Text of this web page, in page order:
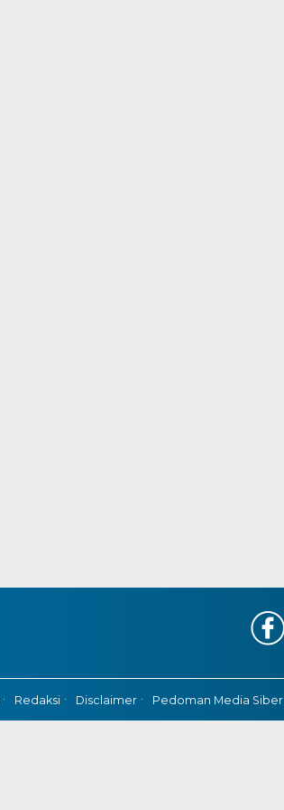
Redaksi Disclaimer Pedoman Media Siber